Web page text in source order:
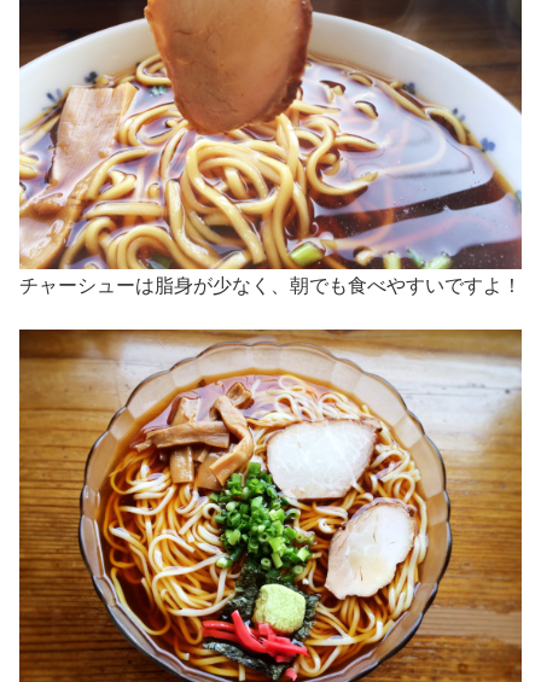
チャーシューは脂身が少なく、朝でも食べやすいですよ！